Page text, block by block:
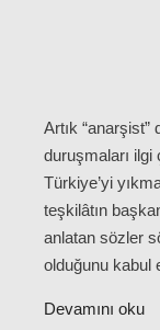
Artık “anarşist”
duruşmaları
Türkiye’yi
teşkilâtın
anlatan sözler
olduğunu kabul
Devamını oku